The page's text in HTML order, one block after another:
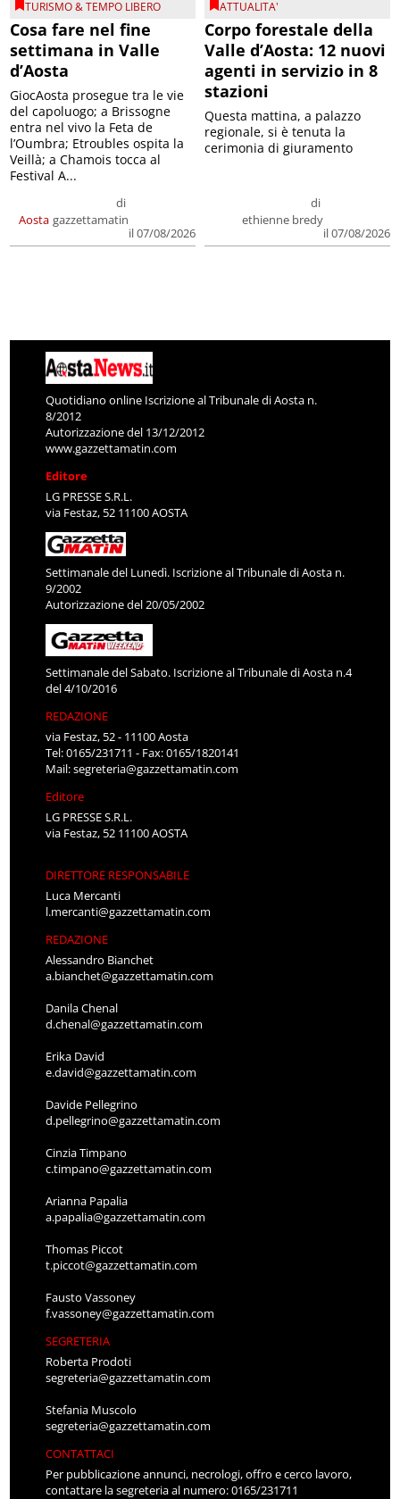
TURISMO & TEMPO LIBERO
Cosa fare nel fine
settimana in Valle
d’Aosta
Aosta
di
gazzettamatin
il 07/08/2026
GiocAosta prosegue tra le vie
del capoluogo; a Brissogne
entra nel vivo la Feta de
l’Oumbra; Etroubles ospita la
Veillà; a Chamois tocca al
Festival A...
ATTUALITA'
Corpo forestale della
Valle d’Aosta: 12 nuovi
agenti in servizio in 8
stazioni
di
ethienne bredy
il 07/08/2026
Questa mattina, a palazzo
regionale, si è tenuta la
cerimonia di giuramento
Quotidiano online Iscrizione al Tribunale di Aosta n.
8/2012
Autorizzazione del 13/12/2012
www.gazzettamatin.com
Editore
LG PRESSE S.R.L.
via Festaz, 52 11100 AOSTA
Settimanale del Lunedì. Iscrizione al Tribunale di Aosta n.
9/2002
Autorizzazione del 20/05/2002
Settimanale del Sabato. Iscrizione al Tribunale di Aosta n.4
del 4/10/2016
REDAZIONE
via Festaz, 52 - 11100 Aosta
Tel: 0165/231711 - Fax: 0165/1820141
Mail:segreteria@gazzettamatin.com
Editore
LG PRESSE S.R.L.
via Festaz, 52 11100 AOSTA
DIRETTORE RESPONSABILE
Luca Mercanti
l.mercanti@gazzettamatin.com
REDAZIONE
Alessandro Bianchet
a.bianchet@gazzettamatin.com
Danila Chenal
d.chenal@gazzettamatin.com
Erika David
e.david@gazzettamatin.com
Davide Pellegrino
d.pellegrino@gazzettamatin.com
Cinzia Timpano
c.timpano@gazzettamatin.com
Arianna Papalia
a.papalia@gazzettamatin.com
Thomas Piccot
t.piccot@gazzettamatin.com
Fausto Vassoney
f.vassoney@gazzettamatin.com
SEGRETERIA
Roberta Prodoti
segreteria@gazzettamatin.com
Stefania Muscolo
segreteria@gazzettamatin.com
CONTATTACI
Per pubblicazione annunci, necrologi, offro e cerco lavoro,
contattare la segreteria al numero: 0165/231711